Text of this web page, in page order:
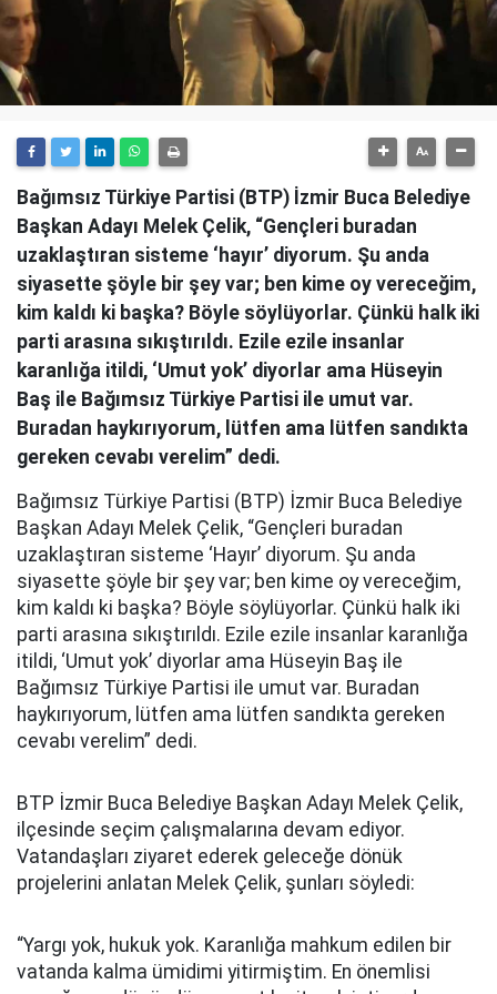
Bağımsız Türkiye Partisi (BTP) İzmir Buca Belediye
Başkan Adayı Melek Çelik, “Gençleri buradan
uzaklaştıran sisteme ‘hayır’ diyorum. Şu anda
siyasette şöyle bir şey var; ben kime oy vereceğim,
kim kaldı ki başka? Böyle söylüyorlar. Çünkü halk iki
parti arasına sıkıştırıldı. Ezile ezile insanlar
karanlığa itildi, ‘Umut yok’ diyorlar ama Hüseyin
Baş ile Bağımsız Türkiye Partisi ile umut var.
Buradan haykırıyorum, lütfen ama lütfen sandıkta
gereken cevabı verelim” dedi.
Bağımsız Türkiye Partisi (BTP) İzmir Buca Belediye
Başkan Adayı Melek Çelik, “Gençleri buradan
uzaklaştıran sisteme ‘Hayır’ diyorum. Şu anda
siyasette şöyle bir şey var; ben kime oy vereceğim,
kim kaldı ki başka? Böyle söylüyorlar. Çünkü halk iki
parti arasına sıkıştırıldı. Ezile ezile insanlar karanlığa
itildi, ‘Umut yok’ diyorlar ama Hüseyin Baş ile
Bağımsız Türkiye Partisi ile umut var. Buradan
haykırıyorum, lütfen ama lütfen sandıkta gereken
cevabı verelim” dedi.
BTP İzmir Buca Belediye Başkan Adayı Melek Çelik,
ilçesinde seçim çalışmalarına devam ediyor.
Vatandaşları ziyaret ederek geleceğe dönük
projelerini anlatan Melek Çelik, şunları söyledi:
“Yargı yok, hukuk yok. Karanlığa mahkum edilen bir
vatanda kalma ümidimi yitirmiştim. En önemlisi